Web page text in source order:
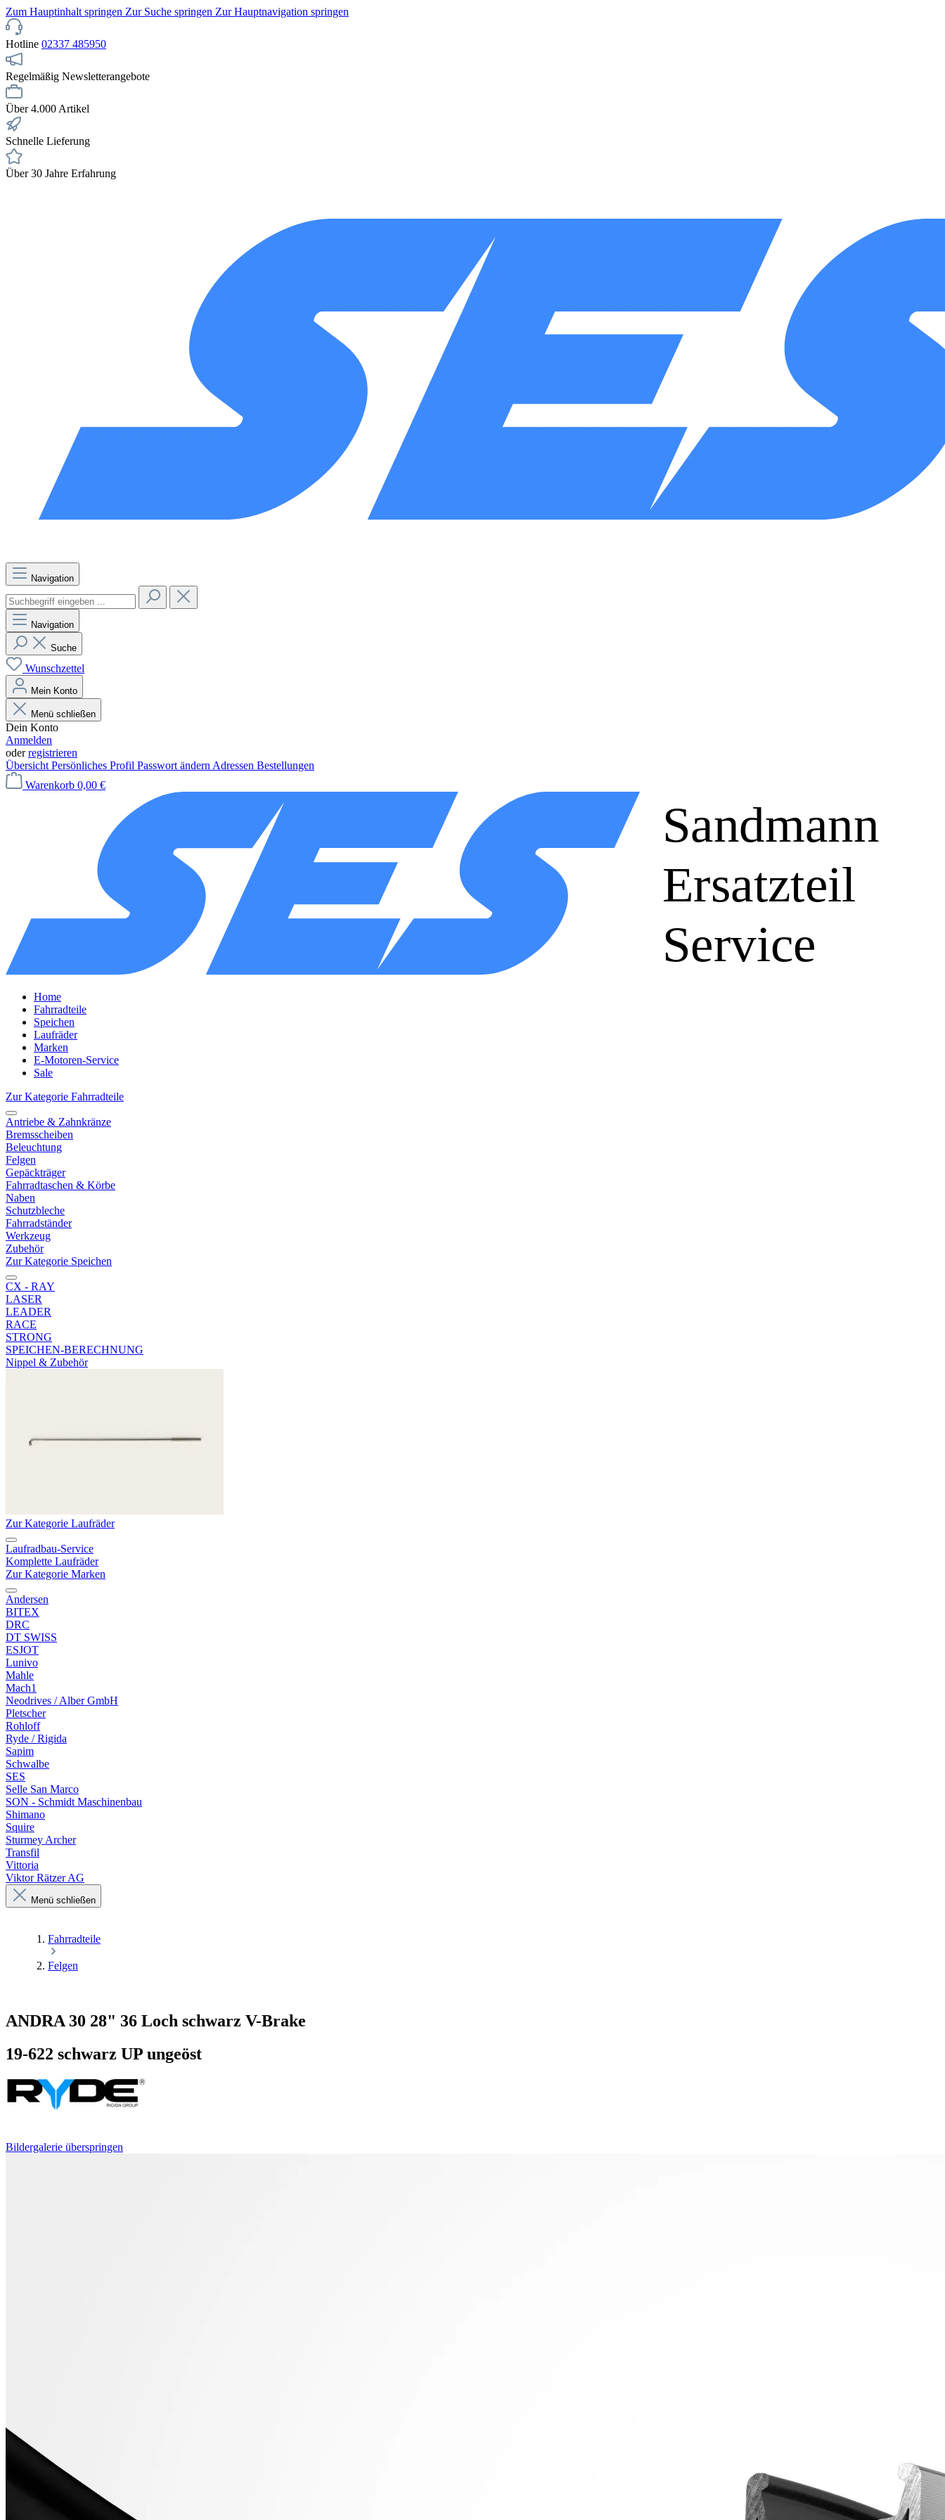
Zum Hauptinhalt springen Zur Suche springen Zur Hauptnavigation springen
Hotline 02337 485950
Regelmäßig Newsletterangebote
Über 4.000 Artikel
Schnelle Lieferung
Über 30 Jahre Erfahrung
Navigation
Navigation
Suche
Wunschzettel
Mein Konto
Menü schließen
Dein Konto
Anmelden
oderregistrieren
Übersicht Persönliches Profil Passwort ändern Adressen Bestellungen
Warenkorb 0,00 €
Home
Fahrradteile
Speichen
Laufräder
Marken
E-Motoren-Service
Sale
Zur Kategorie Fahrradteile
Antriebe & Zahnkränze
Bremsscheiben
Beleuchtung
Felgen
Gepäckträger
Fahrradtaschen & Körbe
Naben
Schutzbleche
Fahrradständer
Werkzeug
Zubehör
Zur Kategorie Speichen
CX - RAY
LASER
LEADER
RACE
STRONG
SPEICHEN-BERECHNUNG
Nippel & Zubehör
Zur Kategorie Laufräder
Laufradbau-Service
Komplette Laufräder
Zur Kategorie Marken
Andersen
BITEX
DRC
DT SWISS
ESJOT
Lunivo
Mahle
Mach1
Neodrives / Alber GmbH
Pletscher
Rohloff
Ryde / Rigida
Sapim
Schwalbe
SES
Selle San Marco
SON - Schmidt Maschinenbau
Shimano
Squire
Sturmey Archer
Transfil
Vittoria
Viktor Rätzer AG
Menü schließen
Fahrradteile
Felgen
ANDRA 30 28" 36 Loch schwarz V-Brake
19-622 schwarz UP ungeöst
Bildergalerie überspringen